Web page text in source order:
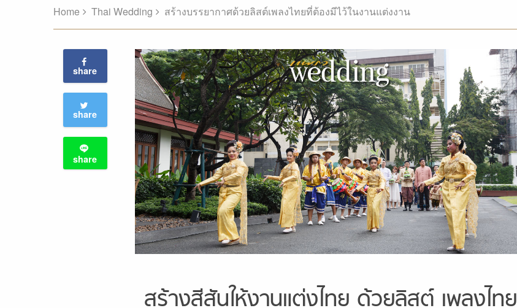
Home Thai Wedding สร้างบรรยากาศด้วยลิสต์เพลงไทยที่ต้องมีไว้ในงานแต่งงาน
share
share
share
สร้างสีสันให้งานแต่งไทย ด้วยลิสต์ เพลงไทย